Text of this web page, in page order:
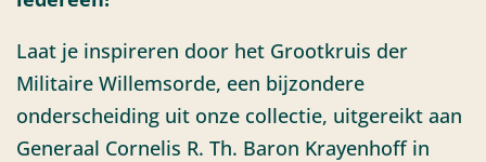
Laat je inspireren door het Grootkruis der
Militaire Willemsorde, een bijzondere
onderscheiding uit onze collectie, uitgereikt aan
Generaal Cornelis R. Th. Baron Krayenhoff in